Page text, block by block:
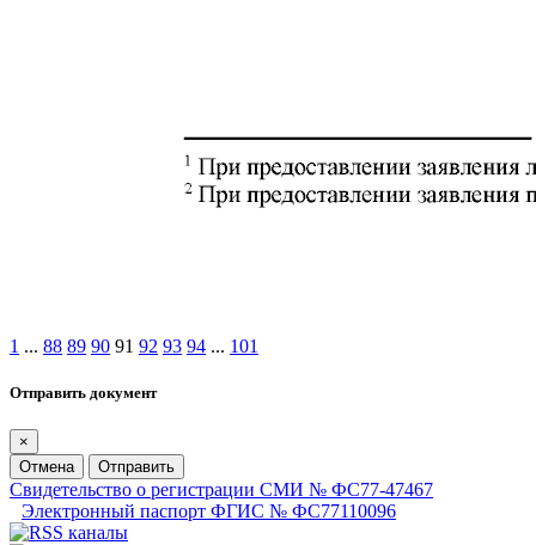
1 ... 88 89 90 91 92 93 94 ... 101
Отправить документ
×
Отмена
Отправить
Свидетельство о регистрации СМИ № ФС77-47467
Электронный паспорт ФГИС № ФС77110096